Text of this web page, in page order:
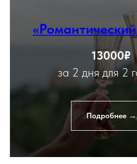
13000₽
за 2 дня для 2
Подробнее →